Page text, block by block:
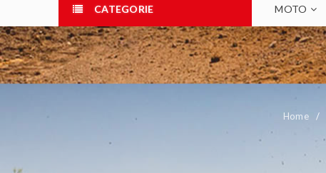
CATEGORIE MOTO
Home /